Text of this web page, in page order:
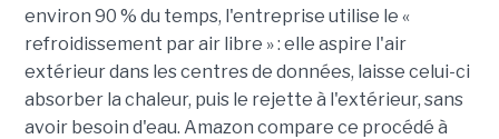
environ 90 % du temps, l'entreprise utilise le «
refroidissement par air libre » : elle aspire l'air
extérieur dans les centres de données, laisse celui-ci
absorber la chaleur, puis le rejette à l'extérieur, sans
avoir besoin d'eau. Amazon compare ce procédé à